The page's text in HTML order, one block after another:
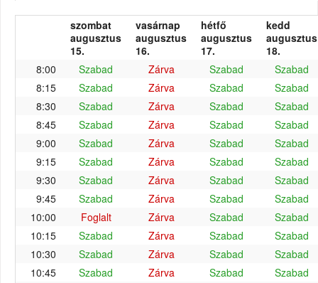
szombat
augusztus
15.
vasárnap
augusztus
16.
hétfő
augusztus
17.
kedd
augusztus
18.
8:00
Szabad Zárva Szabad
Szabad
8:15
Szabad Zárva Szabad
Szabad
8:30
Szabad Zárva Szabad
Szabad
8:45
Szabad Zárva Szabad
Szabad
9:00
Szabad Zárva Szabad
Szabad
9:15
Szabad Zárva Szabad
Szabad
9:30
Szabad Zárva Szabad
Szabad
9:45
Szabad Zárva Szabad
Szabad
10:00
Foglalt Zárva Szabad
Szabad
10:15
Szabad Zárva Szabad
Szabad
10:30
Szabad Zárva Szabad
Szabad
10:45
Szabad Zárva Szabad
Szabad